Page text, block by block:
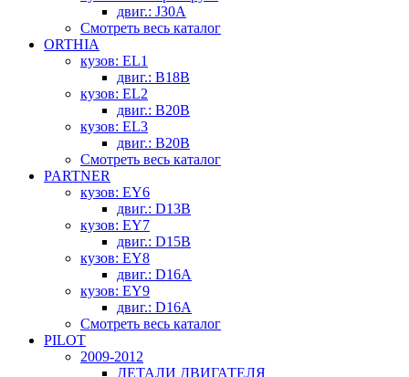
двиг.: J30A
Смотреть весь каталог
ORTHIA
кузов: EL1
двиг.: B18B
кузов: EL2
двиг.: B20B
кузов: EL3
двиг.: B20B
Смотреть весь каталог
PARTNER
кузов: EY6
двиг.: D13B
кузов: EY7
двиг.: D15B
кузов: EY8
двиг.: D16A
кузов: EY9
двиг.: D16A
Смотреть весь каталог
PILOT
2009-2012
ДЕТАЛИ ДВИГАТЕЛЯ